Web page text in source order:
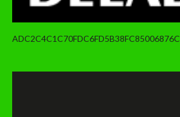
ADC2C4C1C70FDC6FD5B38FC85006876C